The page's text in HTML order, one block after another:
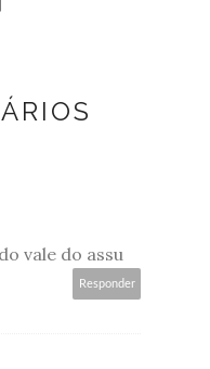
vale do assu
Responder